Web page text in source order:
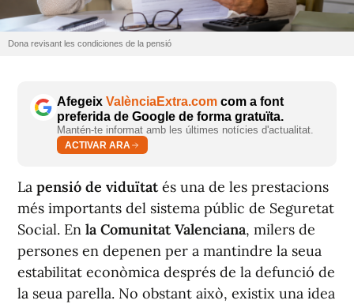
Dona revisant les condiciones de la pensió
Afegeix ValènciaExtra.com com a font
preferida de Google de forma gratuïta.
Mantén-te informat amb les últimes notícies d'actualitat.
ACTIVAR ARA
La pensió de viduïtatés una de les prestacions
més importants del sistema públic de Seguretat
Social. En la Comunitat Valenciana, milers de
persones en depenen per a mantindre la seua
estabilitat econòmica després de la defunció de
la seua parella. No obstant això, existix una idea